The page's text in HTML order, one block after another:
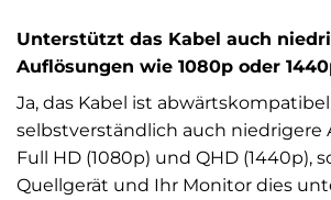
Unterstützt das Kabel auch
Auflösungen wie 1080p oder
Ja, das Kabel ist
selbstverständlich auch niedrigere
Full HD (1080p) und QHD (1440p),
Quellgerät und Ihr Monitor dies